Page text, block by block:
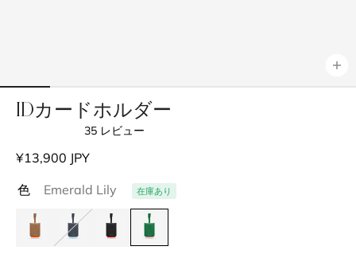
IDカードホルダー
5
つ
4.8
と
35レビュー
通
価
¥13,900 JPY
色
Emerald Lily 在庫あり